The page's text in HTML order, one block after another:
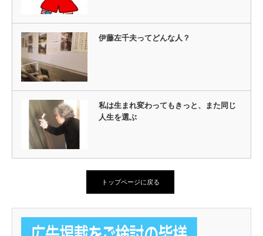
伊藤左千夫ってどんな人？
私は生まれ変わってもきっと、また同じ
人生を選ぶ
トップページに戻る